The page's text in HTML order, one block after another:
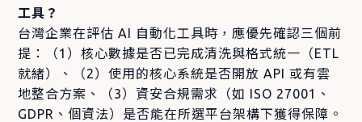
工具？
台灣企業在評估 AI 自動化工具時，應優先確認三個前
提：（1）核心數據是否已完成清洗與格式統一（ETL
就緒）、（2）使用的核心系統是否開放 API 或有雲
地整合方案、（3）資安合規需求（如 ISO 27001、
GDPR、個資法）是否能在所選平台架構下獲得保障。